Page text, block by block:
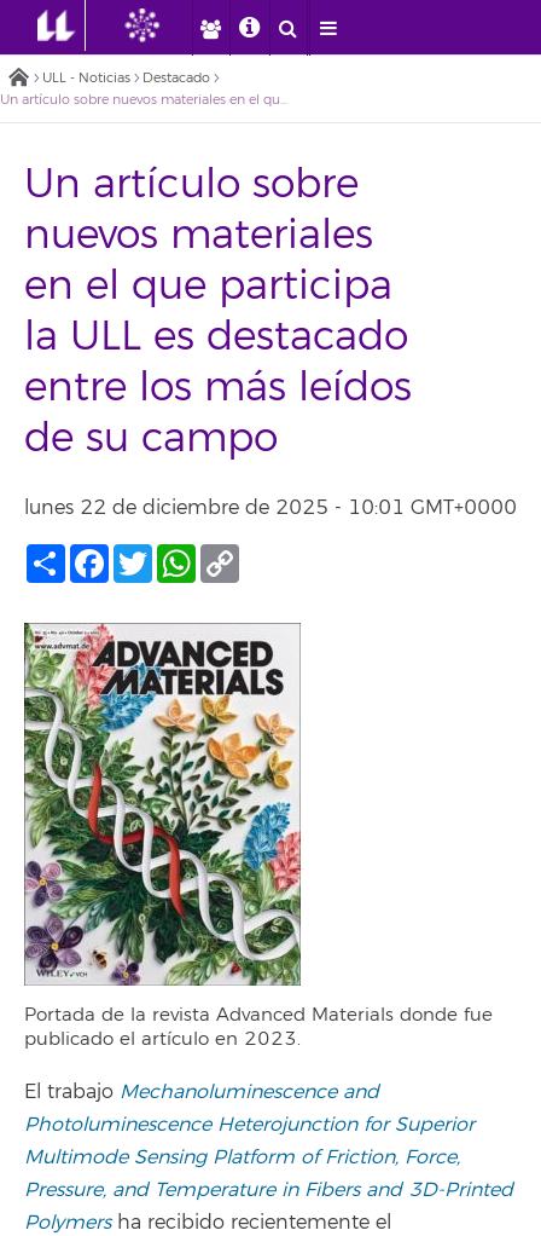
ULL - Noticias
Destacado
Un artículo sobre nuevos materiales en el que participa la ULL es destacado entre los más leídos de su campo
Un artículo sobre
nuevos materiales
en el que participa
la ULL es destacado
entre los más leídos
de su campo
lunes 22 de diciembre de 2025 - 10:01 GMT+0000
Compartir
Facebook
TwitterWhatsApp
Portada de la revista Advanced Materials donde fue
publicado el artículo en 2023.
El trabajo Mechanoluminescence and
Photoluminescence Heterojunction for Superior
Multimode Sensing Platform of Friction, Force,
Pressure, and Temperature in Fibers and 3D-Printed
Polymersha recibido recientemente el